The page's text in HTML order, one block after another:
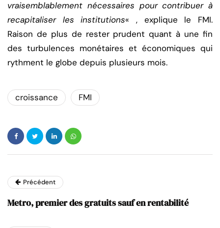
vraisemblablement nécessaires pour contribuer à
recapitaliser les institutions« , explique le FMI.
Raison de plus de rester prudent quant à une fin
des turbulences monétaires et économiques qui
rythment le globe depuis plusieurs mois.
croissance FMI
Précédent
Metro, premier des gratuits sauf en rentabilité